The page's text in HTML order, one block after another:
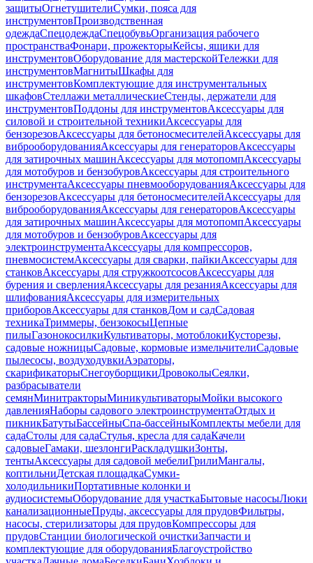
защитыОгнетушителиСумки, пояса для
инструментовПроизводственная
одеждаСпецодеждаСпецобувьОрганизация рабочего
пространстваФонари, прожекторыКейсы, ящики для
инструментовОборудование для мастерскойТележки для
инструментовМагнитыШкафы для
инструментовКомплектующие для инструментальных
шкафовСтеллажи металлическиеСтенды, держатели для
инструментовПоддоны для инструментовАксессуары для
силовой и строительной техникиАксессуары для
бензорезовАксессуары для бетоносмесителейАксессуары для
виброоборудованияАксессуары для генераторовАксессуары
для затирочных машинАксессуары для мотопомпАксессуары
для мотобуров и бензобуровАксессуары для строительного
инструментаАксессуары пневмооборудованияАксессуары для
бензорезовАксессуары для бетоносмесителейАксессуары для
виброоборудованияАксессуары для генераторовАксессуары
для затирочных машинАксессуары для мотопомпАксессуары
для мотобуров и бензобуровАксессуары для
электроинструментаАксессуары для компрессоров,
пневмосистемАксессуары для сварки, пайкиАксессуары для
станковАксессуары для стружкоотсосовАксессуары для
бурения и сверленияАксессуары для резанияАксессуары для
шлифованияАксессуары для измерительных
приборовАксессуары для станковДом и садСадовая
техникаТриммеры, бензокосыЦепные
пилыГазонокосилкиКультиваторы, мотоблокиКусторезы,
садовые ножницыСадовые, кормовые измельчителиСадовые
пылесосы, воздуходувкиАэраторы,
скарификаторыСнегоуборщикиДровоколыСеялки,
разбрасыватели
семянМинитракторыМиникультиваторыМойки высокого
давленияНаборы садового электроинструментаОтдых и
пикникБатутыБассейныСпа-бассейныКомплекты мебели для
садаСтолы для садаСтулья, кресла для садаКачели
садовыеГамаки, шезлонгиРаскладушкиЗонты,
тентыАксессуары для садовой мебелиГрилиМангалы,
коптильниДетская площадкаСумки-
холодильникиПортативные колонки и
аудиосистемыОборудование для участкаБытовые насосыЛюки
канализационныеПруды, аксессуары для прудовФильтры,
насосы, стерилизаторы для прудовКомпрессоры для
прудовСтанции биологической очисткиЗапчасти и
комплектующие для оборудованияБлагоустройство